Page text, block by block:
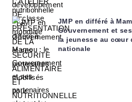
JMP en différé à
Gouvernement et
la jeunesse au cœur
nationale